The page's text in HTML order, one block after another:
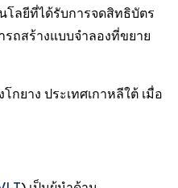
โลยีที่ได้รับการจดสิทธิบัตร
ถสร้างแบบจำลองที่ขยาย
ยาง ประเทศเกาหลีใต้ เมื่อ